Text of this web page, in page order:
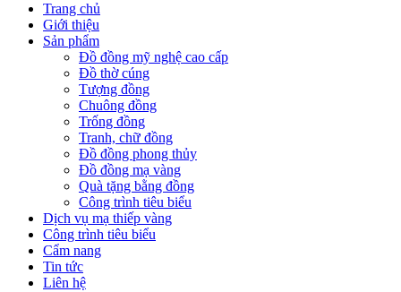
Trang chủ
Giới thiệu
Sản phẩm
Đồ đồng mỹ nghệ cao cấp
Đồ thờ cúng
Tượng đồng
Chuông đồng
Trống đồng
Tranh, chữ đồng
Đồ đồng phong thủy
Đồ đồng mạ vàng
Quà tặng bằng đồng
Công trình tiêu biểu
Dịch vụ mạ thiếp vàng
Công trình tiêu biểu
Cẩm nang
Tin tức
Liên hệ